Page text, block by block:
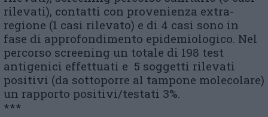
rilevati), contatti con provenienza extra-
regione (1 casi rilevato) e di 4 casi sono in
fase di approfondimento epidemiologico. Nel
percorso screening un totale di 198 test
antigenici effettuati e 5 soggetti rilevati
positivi (da sottoporre al tampone molecolare)
un rapporto positivi/testati 3%.
***